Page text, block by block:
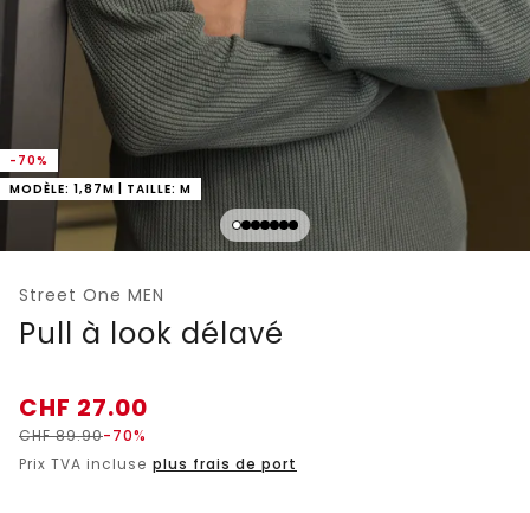
-70%
MODÈLE: 1,87M | TAILLE: M
Street One MEN
Pull à look délavé
CHF 27.00
CHF89.90-70%
Prix TVA incluse plus frais de port